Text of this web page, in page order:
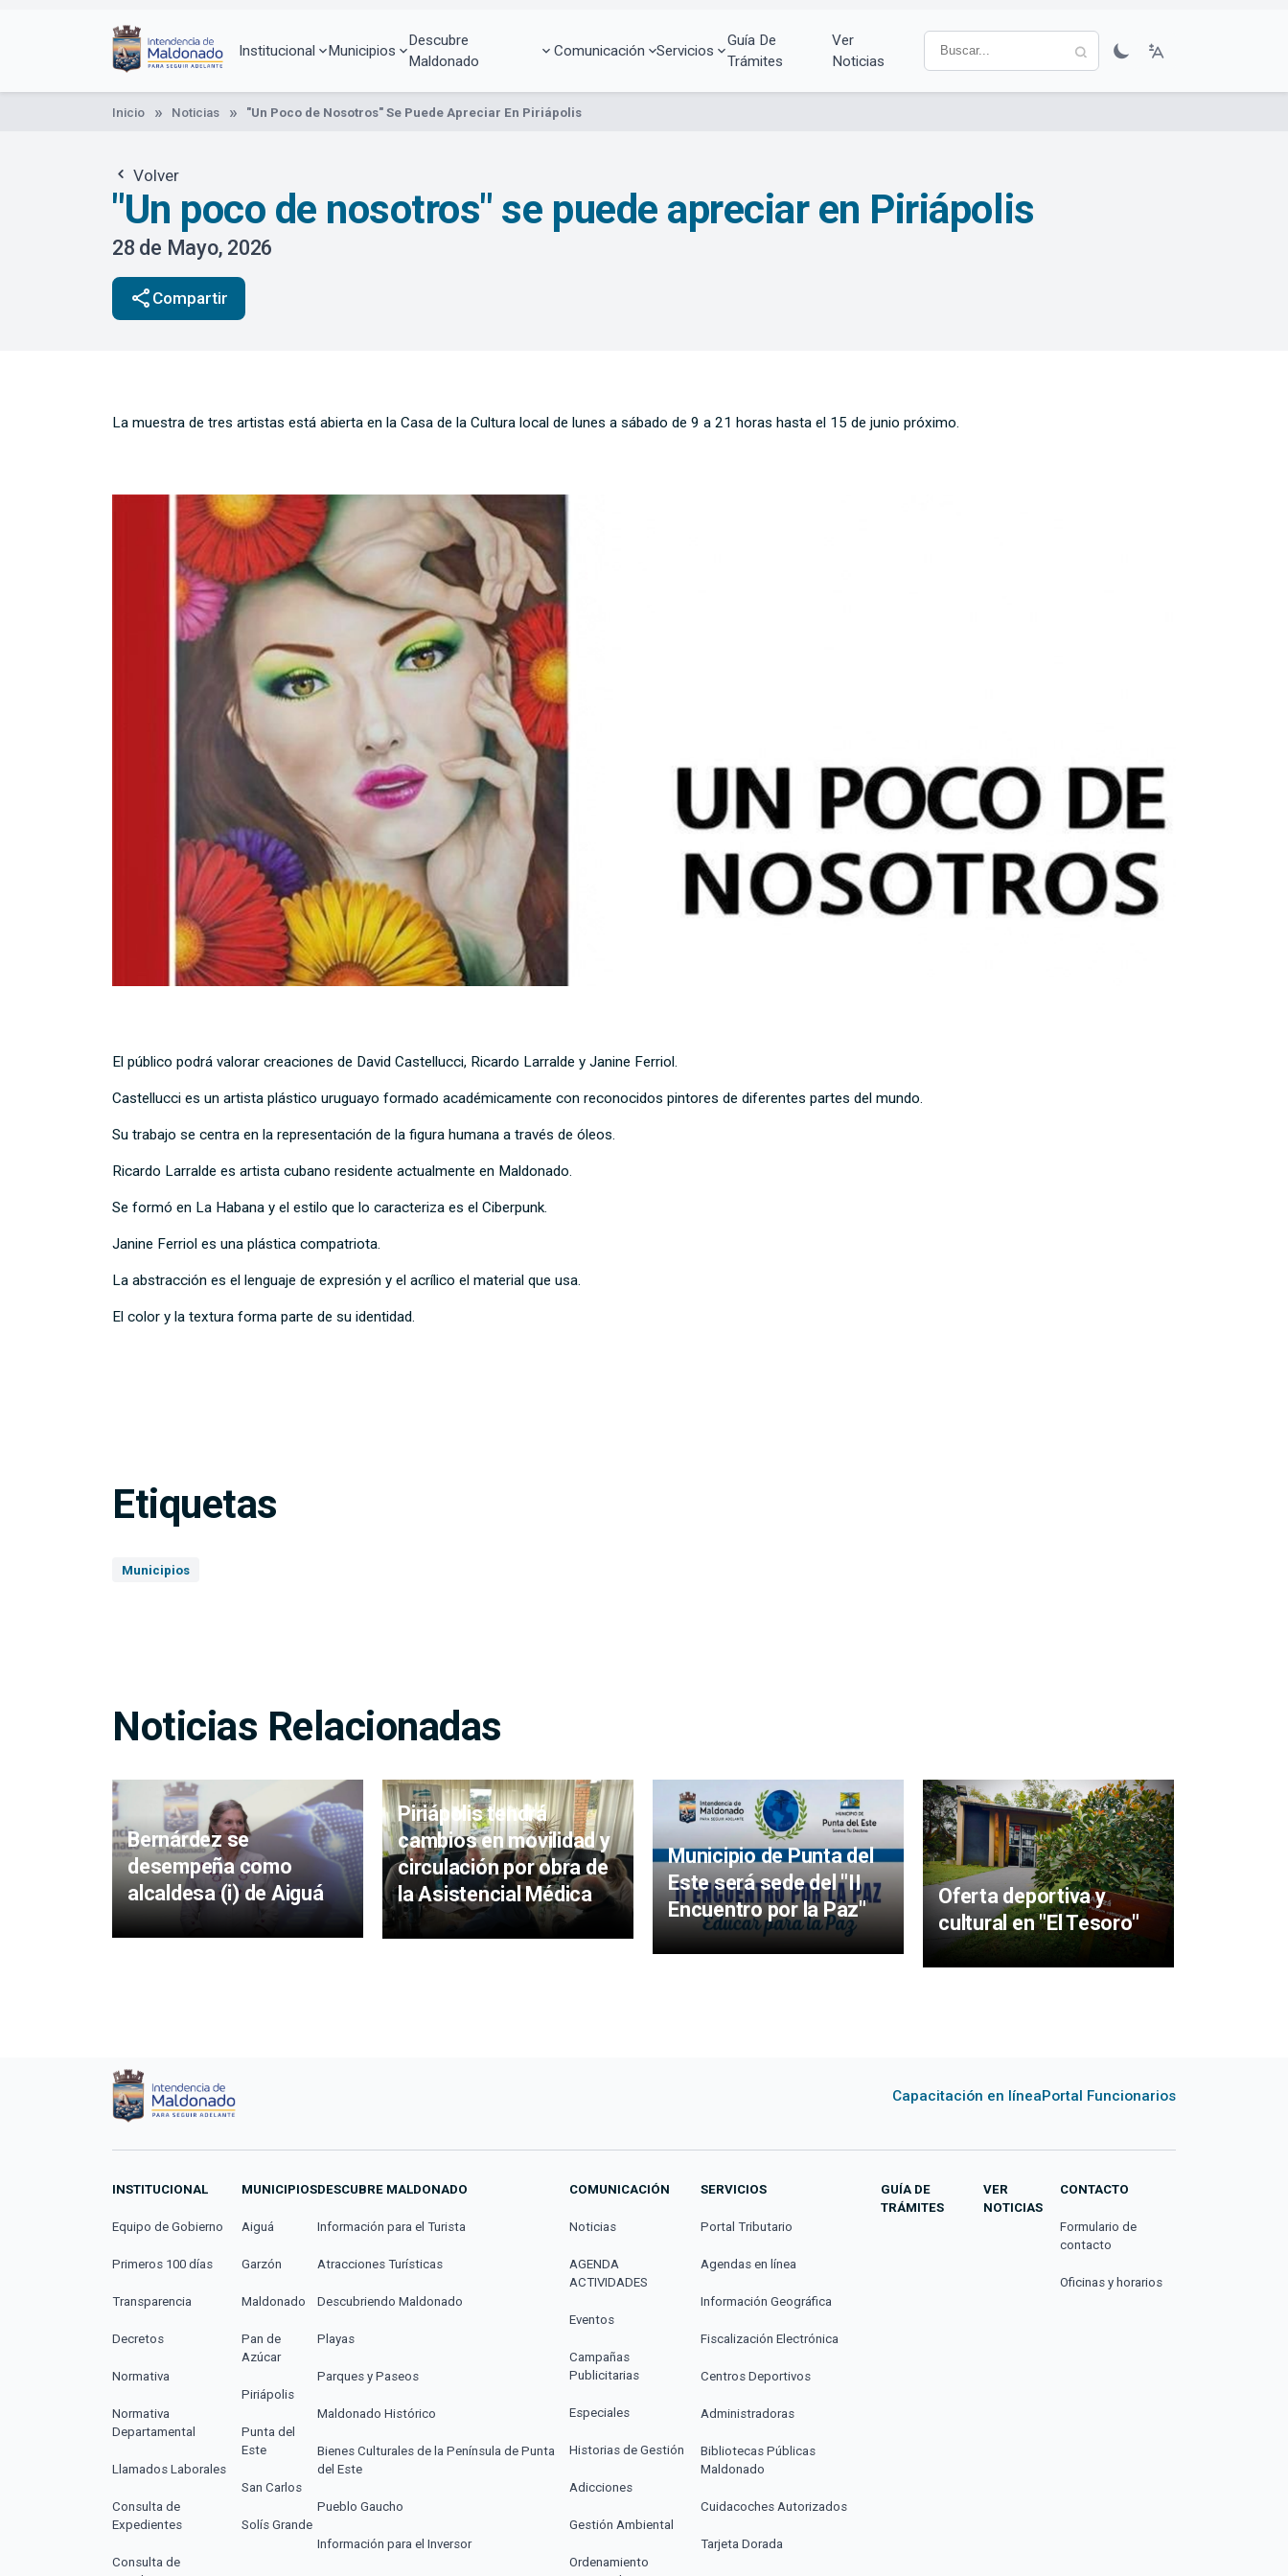
Institucional Municipios
Descubre
Maldonado
Comunicación Servicios
Guía De
Trámites
Ver
Noticias
Inicio Noticias "Un Poco de Nosotros" Se Puede Apreciar En Piriápolis
Volver
"Un poco de nosotros" se puede apreciar en Piriápolis
28 de Mayo, 2026
share Compartir
La muestra de tres artistas está abierta en la Casa de la Cultura local de lunes a sábado de 9 a 21 horas hasta el 15 de junio próximo.
El público podrá valorar creaciones de David Castellucci, Ricardo Larralde y Janine Ferriol.
Castellucci es un artista plástico uruguayo formado académicamente con reconocidos pintores de diferentes partes del mundo.
Su trabajo se centra en la representación de la figura humana a través de óleos.
Ricardo Larralde es artista cubano residente actualmente en Maldonado.
Se formó en La Habana y el estilo que lo caracteriza es el Ciberpunk.
Janine Ferriol es una plástica compatriota.
La abstracción es el lenguaje de expresión y el acrílico el material que usa.
El color y la textura forma parte de su identidad.
Etiquetas
Municipios
Noticias Relacionadas
Bernárdez se
desempeña como
alcaldesa (i) de Aiguá
Piriápolis tendrá
cambios en movilidad y
circulación por obra de
la Asistencial Médica
Municipio de Punta del
Este será sede del "II
Encuentro por la Paz"
Oferta deportiva y
cultural en "El Tesoro"
Capacitación en líneaPortal Funcionarios
INSTITUCIONAL
Equipo de Gobierno
Primeros 100 días
Transparencia
Decretos
Normativa
Normativa
Departamental
Llamados Laborales
Consulta de
Expedientes
Consulta de
MUNICIPIOS
Aiguá
Garzón
Maldonado
Pan de
Azúcar
Piriápolis
Punta del
Este
San Carlos
Solís Grande
DESCUBRE MALDONADO
Información para el Turista
Atracciones Turísticas
Descubriendo Maldonado
Playas
Parques y Paseos
Maldonado Histórico
Bienes Culturales de la Península de Punta
del Este
Pueblo Gaucho
Información para el Inversor
COMUNICACIÓN
Noticias
AGENDA
ACTIVIDADES
Eventos
Campañas
Publicitarias
Especiales
Historias de Gestión
Adicciones
Gestión Ambiental
Ordenamiento
SERVICIOS
Portal Tributario
Agendas en línea
Información Geográfica
Fiscalización Electrónica
Centros Deportivos
Administradoras
Bibliotecas Públicas
Maldonado
Cuidacoches Autorizados
Tarjeta Dorada
GUÍA DE
TRÁMITES
VER
NOTICIAS
CONTACTO
Formulario de
contacto
Oficinas y horarios